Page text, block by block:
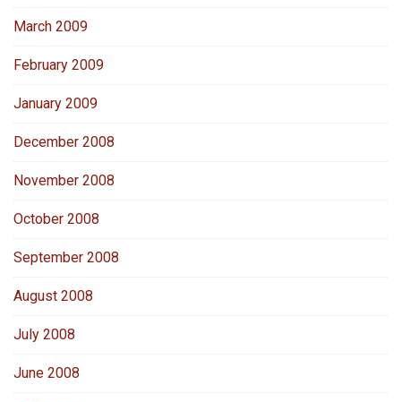
March 2009
February 2009
January 2009
December 2008
November 2008
October 2008
September 2008
August 2008
July 2008
June 2008